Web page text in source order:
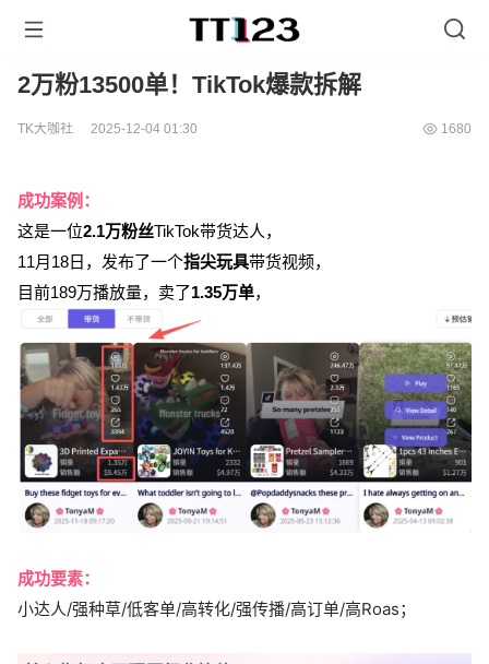
2万粉13500单！TikTok爆款拆解
TK大咖社 2025-12-04 01:30 1680
成功案例：
这是一位2.1万粉丝TikTok带货达人，
11月18日，发布了一个指尖玩具带货视频，
目前189万播放量，卖了1.35万单，
成功要素：
小达人/强种草/低客单/高转化/强传播/高订单/高Roas；